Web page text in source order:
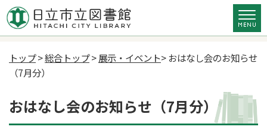
トップ>総合トップ>展示・イベント> おはなし会のお知らせ
（7月分）
おはなし会のお知らせ（7月分）